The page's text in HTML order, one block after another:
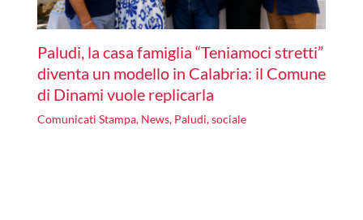
Paludi, la casa famiglia “Teniamoci stretti”
diventa un modello in Calabria: il Comune
di Dinami vuole replicarla
Comunicati Stampa, News, Paludi,sociale